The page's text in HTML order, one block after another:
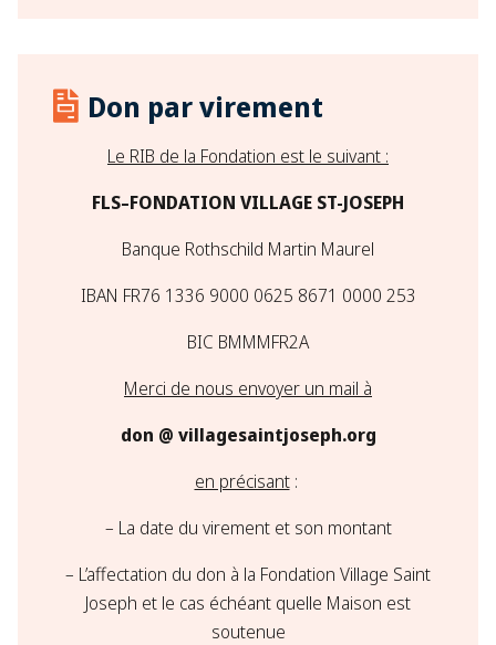
Don par virement
Le RIB de la Fondation est le suivant :
FLS–FONDATION VILLAGE ST-JOSEPH
Banque Rothschild Martin Maurel
IBAN FR76 1336 9000 0625 8671 0000 253​
BIC BMMMFR2A
Merci de nous envoyer un mail à
don @ villagesaintjoseph.org
en précisant: ​
– La date du virement et son montant​
– L’affectation du don à la Fondation Village Saint
Joseph et le cas échéant quelle Maison est
soutenue